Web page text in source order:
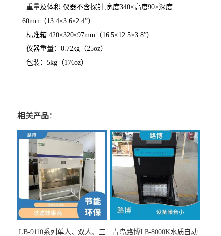
重量及体积:仪器不含探针,宽度340×高度90×深度
60mm（13.4×3.6×2.4”）
标准箱:420×320×97mm（16.5×12.5×3.8”）
仪器重量：0.72kg（25oz）
包装：5kg（176oz）
相关产品：
LB-9110系列单人、双人、三
青岛路博LB-8000K水质自动